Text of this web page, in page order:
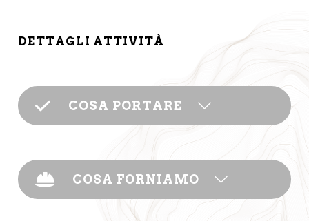
DETTAGLI ATTIVITÀ
COSA PORTARE
COSA FORNIAMO